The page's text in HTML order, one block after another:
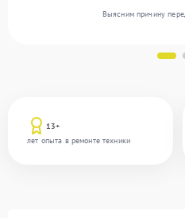
13+
лет опыта в ремонте техники
Выясним причину